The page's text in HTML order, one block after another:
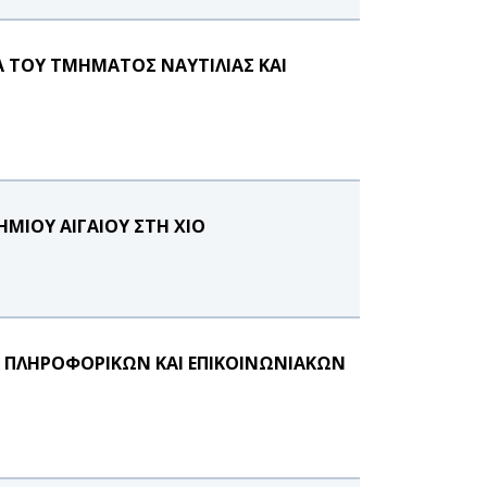
ΤΟΥ ΤΜΗΜΑΤΟΣ ΝΑΥΤΙΛΙΑΣ ΚΑΙ
ΑΙΓΑΙΟΥ ΣΤΗ ΧΙΟ
ΚΑΙ ΕΠΙΚΟΙΝΩΝΙΑΚΩΝ